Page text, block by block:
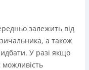
необмежений
які споживчі
залежить від
а також
У разі якщо
можливість